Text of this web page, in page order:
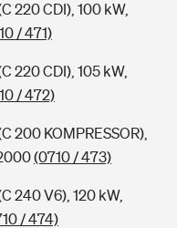
220 CDI), 100 kW,
/ 471)
220 CDI), 105 kW,
/ 472)
200 KOMPRESSOR),
(0710 / 473)
240 V6), 120 kW,
/ 474)